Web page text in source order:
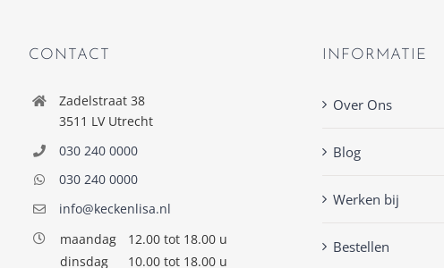
CONTACT
Zadelstraat 38
3511 LV Utrecht
030 240 0000
030 240 0000
info@keckenlisa.nl
maandag
12.00 tot 18.00 u
dinsdag
10.00 tot 18.00 u
INFORMATIE
Over Ons
Blog
Werken bij
Bestellen